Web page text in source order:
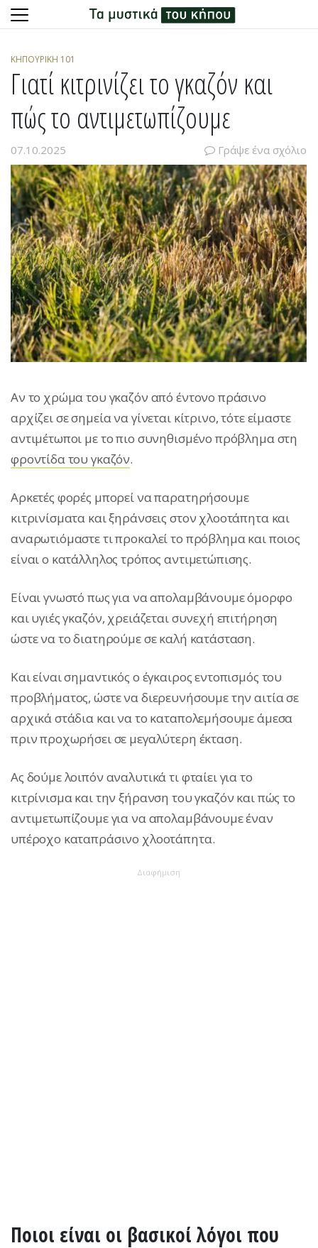
content
ΚΗΠΟΥΡΙΚΉ 101
Γιατί κιτρινίζει το γκαζόν και
πώς το αντιμετωπίζουμε
07.10.2025 Γράψε ένα σχόλιο
Αν το χρώμα του γκαζόν από έντονο πράσινο
αρχίζει σε σημεία να γίνεται κίτρινο, τότε είμαστε
αντιμέτωποι με το πιο συνηθισμένο πρόβλημα στη
φροντίδα του γκαζόν.
Αρκετές φορές μπορεί να παρατηρήσουμε
κιτρινίσματα και ξηράνσεις στον χλοοτάπητα και
αναρωτιόμαστε τι προκαλεί το πρόβλημα και ποιος
είναι ο κατάλληλος τρόπος αντιμετώπισης.
Είναι γνωστό πως για να απολαμβάνουμε όμορφο
και υγιές γκαζόν, χρειάζεται συνεχή επιτήρηση
ώστε να το διατηρούμε σε καλή κατάσταση.
Και είναι σημαντικός ο έγκαιρoς εντοπισμός του
προβλήματος, ώστε να διερευνήσουμε την αιτία σε
αρχικά στάδια και να το καταπολεμήσουμε άμεσα
πριν προχωρήσει σε μεγαλύτερη έκταση.
Ας δούμε λοιπόν αναλυτικά τι φταίει για το
κιτρίνισμα και την ξήρανση του γκαζόν και πώς το
αντιμετωπίζουμε για να απολαμβάνουμε έναν
υπέροχο καταπράσινο χλοοτάπητα.
Διαφήμιση
Ποιοι είναι οι βασικοί λόγοι που